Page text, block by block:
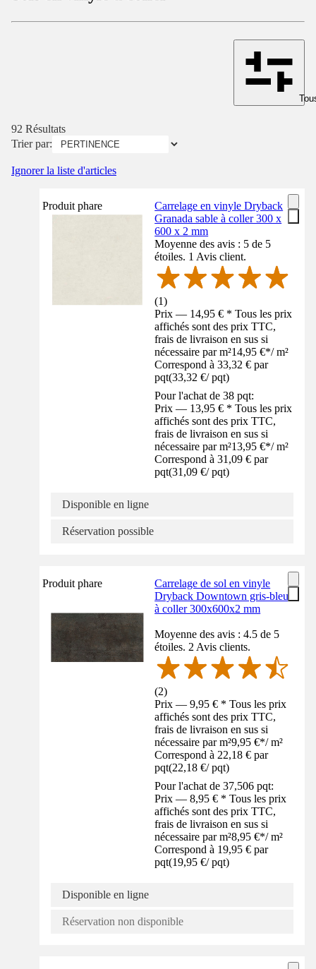
92 Résultats
Trier par:
Ignorer la liste d'articles
Produit phare
Carrelage en vinyle Dryback
Granada sable à coller 300 x
600 x 2 mm
Moyenne des avis : 5 de 5
étoiles. 1 Avis client.
(1)
Prix — 14,95 € * Tous les prix
affichés sont des prix TTC,
frais de livraison en sus si
nécessaire par m²14,95 €*/ m²
Correspond à 33,32 € par
pqt(33,32 €/ pqt)
Pour l'achat de 38 pqt:
Prix — 13,95 € * Tous les prix
affichés sont des prix TTC,
frais de livraison en sus si
nécessaire par m²13,95 €*/ m²
Correspond à 31,09 € par
pqt(31,09 €/ pqt)
Disponible en ligne
Réservation possible
Produit phare
Carrelage de sol en vinyle
Dryback Downtown gris-bleu
à coller 300x600x2 mm
Moyenne des avis : 4.5 de 5
étoiles. 2 Avis clients.
(2)
Prix — 9,95 € * Tous les prix
affichés sont des prix TTC,
frais de livraison en sus si
nécessaire par m²9,95 €*/ m²
Correspond à 22,18 € par
pqt(22,18 €/ pqt)
Pour l'achat de 37,506 pqt:
Prix — 8,95 € * Tous les prix
affichés sont des prix TTC,
frais de livraison en sus si
nécessaire par m²8,95 €*/ m²
Correspond à 19,95 € par
pqt(19,95 €/ pqt)
Disponible en ligne
Réservation non disponible